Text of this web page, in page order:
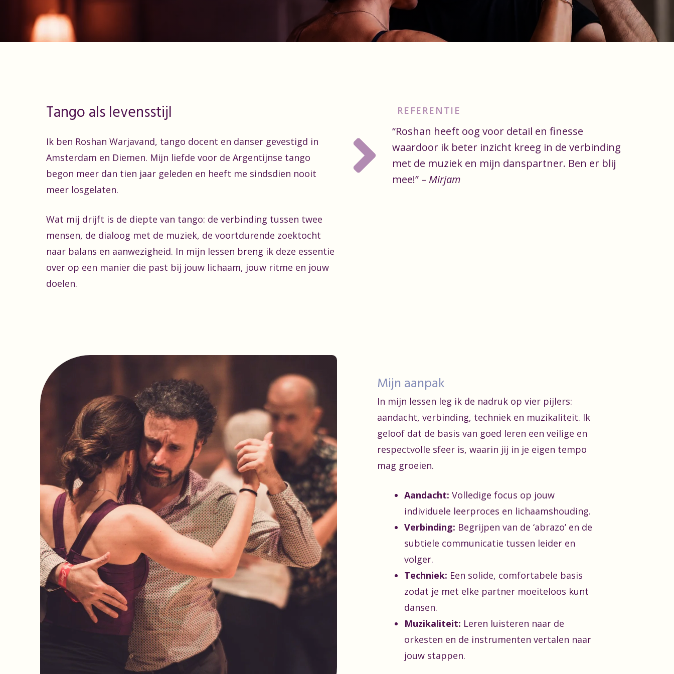
Tango als levensstijl
Ik ben Roshan Warjavand, tango docent en danser gevestigd in
Amsterdam en Diemen. Mijn liefde voor de Argentijnse tango
begon meer dan tien jaar geleden en heeft me sindsdien nooit
meer losgelaten.
Wat mij drijft is de diepte van tango: de verbinding tussen twee
mensen, de dialoog met de muziek, de voortdurende zoektocht
naar balans en aanwezigheid. In mijn lessen breng ik deze essentie
over op een manier die past bij jouw lichaam, jouw ritme en jouw
doelen.
REFERENTIE
“Roshan heeft oog voor detail en finesse
waardoor ik beter inzicht kreeg in de verbinding
met de muziek en mijn danspartner. Ben er blij
mee!” – Mirjam
Mijn aanpak
In mijn lessen leg ik de nadruk op vier pijlers:
aandacht, verbinding, techniek en muzikaliteit. Ik
geloof dat de basis van goed leren een veilige en
respectvolle sfeer is, waarin jij in je eigen tempo
mag groeien.
Aandacht: Volledige focus op jouw
individuele leerproces en lichaamshouding.
Verbinding: Begrijpen van de ‘abrazo’ en de
subtiele communicatie tussen leider en
volger.
Techniek: Een solide, comfortabele basis
zodat je met elke partner moeiteloos kunt
dansen.
Muzikaliteit: Leren luisteren naar de
orkesten en de instrumenten vertalen naar
jouw stappen.